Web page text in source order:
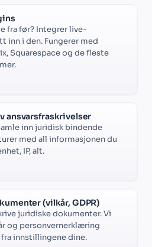
fra før? Integrer live-
inn i den. Fungerer med
Squarespace og de fleste
ansvarsfraskrivelser
inn juridisk bindende
med all informasjonen du
IP, alt.
(vilkår, GDPR)
juridiske dokumenter. Vi
og personvernerklæring
innstillingene dine.